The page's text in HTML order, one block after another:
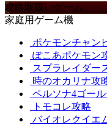
攻略取扱いゲーム
家庭用ゲーム機
ポケモンチャン
ぽこあポケモン
スプラレイダー
時のオカリナ攻
ペルソナ4ゴー
トモコレ攻略
バイオレクイエ